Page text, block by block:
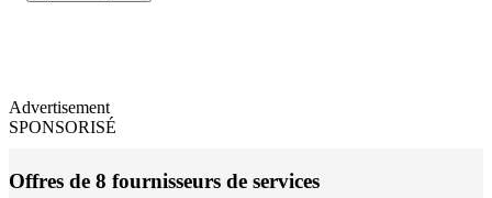
Advertisement
SPONSORISÉ
Offres de 8 fournisseurs de services